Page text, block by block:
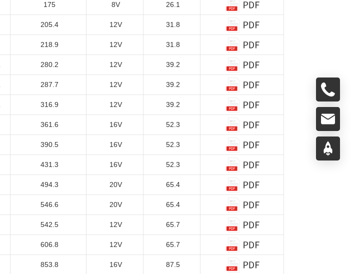
175 8V 26.1
205.4 12V 31.8
218.9 12V 31.8
280.2 12V 39.2
287.7 12V 39.2
316.9 12V 39.2
361.6 16V 52.3
390.5 16V 52.3
431.3 16V 52.3
494.3 20V 65.4
546.6 20V 65.4
542.5 12V 65.7
606.8 12V 65.7
853.8 16V 87.5